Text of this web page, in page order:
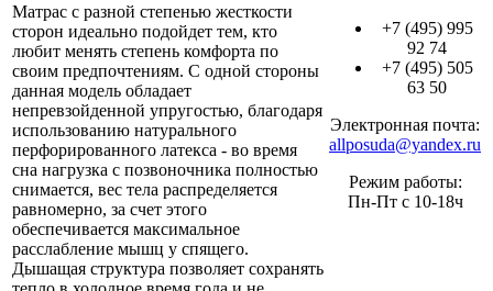
Матрас с разной степенью жесткости
сторон идеально подойдет тем, кто
любит менять степень комфорта по
своим предпочтениям. С одной стороны
данная модель обладает
непревзойденной упругостью, благодаря
использованию натурального
перфорированного латекса - во время
сна нагрузка с позвоночника полностью
снимается, вес тела распределяется
равномерно, за счет этого
обеспечивается максимальное
расслабление мышц у спящего.
Дышащая структура позволяет сохранять
+7 (495) 995
92 74
+7 (495) 505
63 50
Электронная почта:
allposuda@yandex.ru
Режим работы:
Пн-Пт с 10-18ч